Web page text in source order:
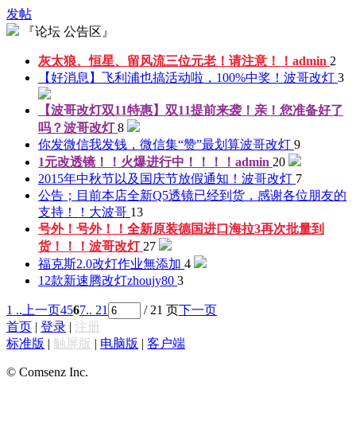
发帖
『论坛 公告区』
灰太狼、恒星、留风流三位元老！请注意！！ admin 2
【好消息】飞利浦也搞活动啦，100%中奖！ 波哥改灯 3
【波哥改灯双11特惠】双11提前来袭！亲！您准备好了
吗？波哥改灯 8
你发微信我发钱，微信集“赞”最划算波哥改灯 9
1元改透镜！！火爆进行中！！！！ admin 20
2015年中秋节以及国庆节放假通知！ 波哥改灯 7
公告；目前本店全新Q5透镜已经到货，感谢各位朋友的
支持！！ 大波哥 13
号外！号外！！全新原装德国进口海拉3再次批量到
货！！！ 波哥改灯 27
福克斯2.0改灯作业無添加 4
12款新速腾改灯zhoujy80 3
1 .. 上一页4567.. 21 / 21 页下一页
首页 | 登录 | 注册
标准版 | 触屏版 | 电脑版 | 客户端
© Comsenz Inc.